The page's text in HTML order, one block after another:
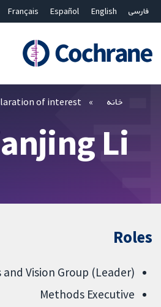
فارسی English
Español
Français
فیلترها خانه of interest
Li
Roles
(Leader) Eyes and Vision Group
Methods Executive